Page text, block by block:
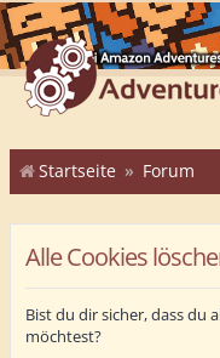
Startseite Forum
Alle Cookies
Bist du dir sicher, dass du
möchtest?